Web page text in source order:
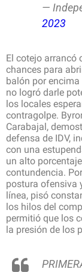
—
2023
El cotejo arrancó
chances para
balón por
no logró darle
los locales
contragolpe.
Carabajal,
defensa de IDV,
con una
un alto
contundencia.
postura ofensiva
línea, pisó
los hilos del
permitió que los
la presión de los